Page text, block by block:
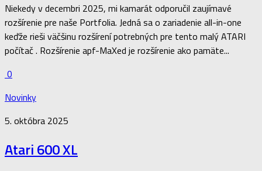
Niekedy v decembri 2025, mi kamarát odporučil zaujímavé
rozšírenie pre naše Portfolia. Jedná sa o zariadenie all-in-one
keďže rieši väčšinu rozšírení potrebných pre tento malý ATARI
počítač . Rozšírenie apf-MaXed je rozšírenie ako pamäte...
0
Novinky
5. októbra 2025
Atari 600 XL